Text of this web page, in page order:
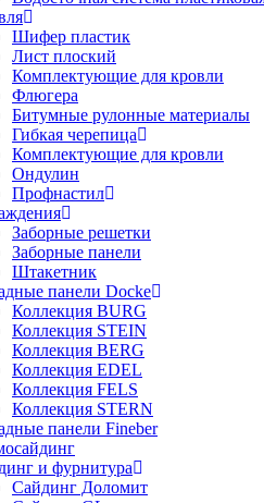
Шифер пластик
Лист плоский
Комплектующие для кровли
Флюгера
Битумные рулонные материалы
Гибкая черепица
Комплектующие для кровли
Ондулин
Профнастил
Заборные решетки
Заборные панели
Штакетник
панели Docke
Коллекция BURG
Коллекция STEIN
Коллекция BERG
Коллекция EDEL
Коллекция FELS
Коллекция STERN
панели Fineber
и фурнитура
Сайдинг Доломит